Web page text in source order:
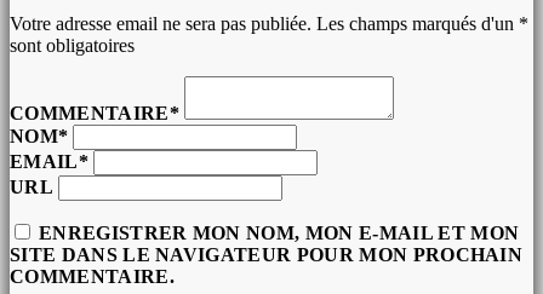
Votre adresse email ne sera pas publiée. Les champs marqués d'un *
sont obligatoires
COMMENTAIRE*
NOM*
EMAIL*
URL
ENREGISTRER MON NOM, MON E-MAIL ET MON
SITE DANS LE NAVIGATEUR POUR MON PROCHAIN
COMMENTAIRE.